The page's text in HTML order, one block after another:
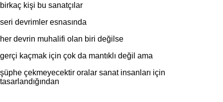
birkaç kişi bu sanatçılar
seri devrimler esnasında
her devrin muhalifi olan biri değilse
gerçi kaçmak için çok da mantıklı değil ama
şüphe çekmeyecektir oralar sanat insanları için
tasarlandığından